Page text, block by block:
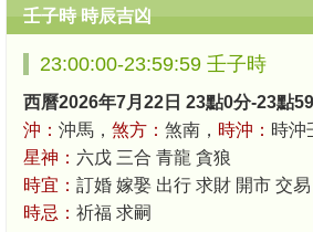
壬子時 時辰吉凶
23:00:00-23:59:59 壬子時
西曆2026年7月22日 23點0分-23點
沖： 沖馬， 煞方： 煞南， 時沖： 時沖
星神： 六戊 三合 青龍 貪狼
時宜： 訂婚 嫁娶 出行 求財 開市 交
時忌： 祈福 求嗣